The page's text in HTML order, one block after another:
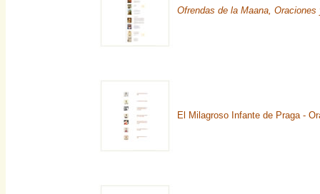
Ofrendas de la Maana, Oraciones
El Milagroso Infante de Praga -